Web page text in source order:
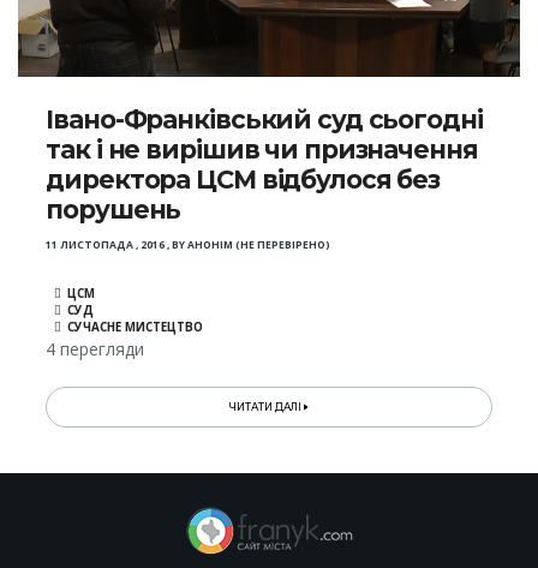
Івано-Франківський суд сьогодні
так і не вирішив чи призначення
директора ЦСМ відбулося без
порушень
11 ЛИСТОПАДА , 2016,BYАНОНІМ (НЕ ПЕРЕВІРЕНО)
ЦСМ
СУД
СУЧАСНЕ МИСТЕЦТВО
4 перегляди
ЧИТАТИ ДАЛІ